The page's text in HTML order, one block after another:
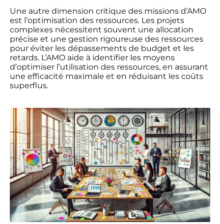
Une autre dimension critique des missions d’AMO
est l’optimisation des ressources. Les projets
complexes nécessitent souvent une allocation
précise et une gestion rigoureuse des ressources
pour éviter les dépassements de budget et les
retards. L’AMO aide à identifier les moyens
d’optimiser l’utilisation des ressources, en assurant
une efficacité maximale et en réduisant les coûts
superflus.